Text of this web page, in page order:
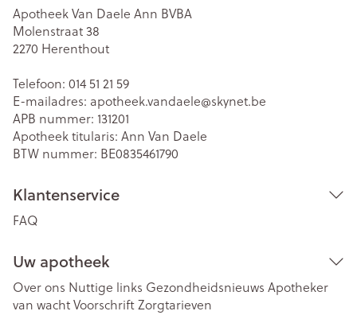
Apotheek Van Daele Ann BVBA
Molenstraat 38
2270 Herenthout
Telefoon: 014 51 21 59
E-mailadres: apotheek.vandaele@skynet.be
APB nummer: 131201
Apotheek titularis: Ann Van Daele
BTW nummer: BE0835461790
Klantenservice
FAQ
Uw apotheek
Over ons Nuttige links Gezondheidsnieuws Apotheker
van wachtVoorschriftZorgtarieven